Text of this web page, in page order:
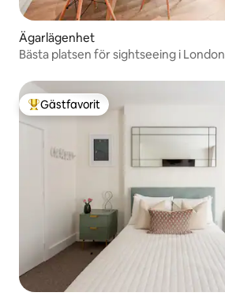
Ägarlägenhet
Bästa platsen för sightseeing i London
Populär gästfavorit
Gästfavorit